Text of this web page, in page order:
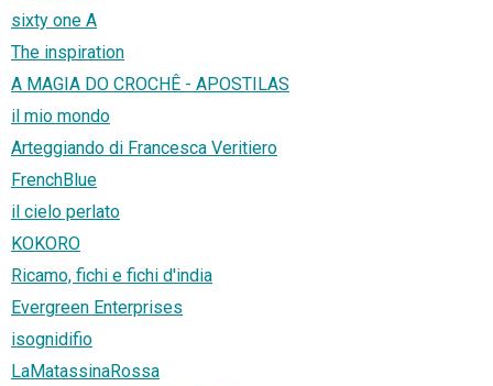
sixty one A
The inspiration
A MAGIA DO CROCHÊ - APOSTILAS
il mio mondo
Arteggiando di Francesca Veritiero
FrenchBlue
il cielo perlato
KOKORO
Ricamo, fichi e fichi d'india
Evergreen Enterprises
isognidifio
LaMatassinaRossa